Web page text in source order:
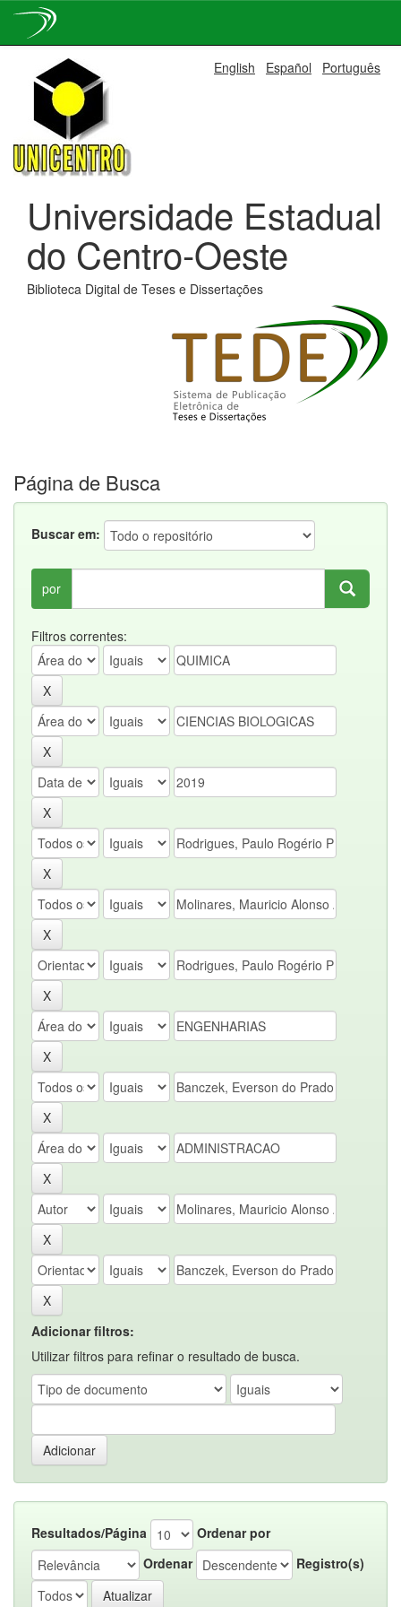
navigation
English Español Português
Universidade Estadual
do Centro-Oeste
Biblioteca Digital de Teses e Dissertações
Página de Busca
Buscar em:
por
Filtros correntes:
Adicionar filtros:
Utilizar filtros para refinar o resultado de busca.
Resultados/Página
Ordenar por
Ordenar
Registro(s)